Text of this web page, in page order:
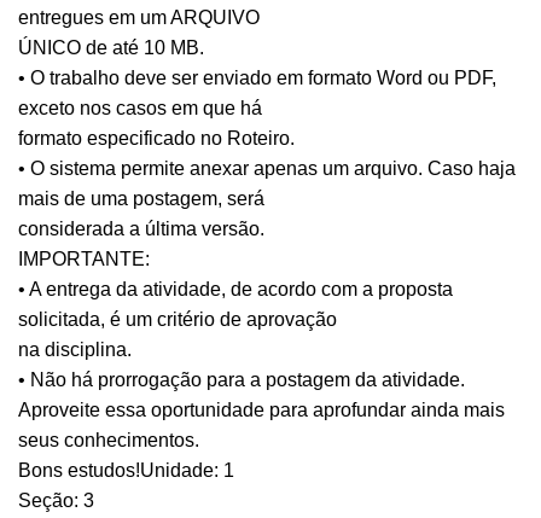
entregues em um ARQUIVO
ÚNICO de até 10 MB.
• O trabalho deve ser enviado em formato Word ou PDF,
exceto nos casos em que há
formato especificado no Roteiro.
• O sistema permite anexar apenas um arquivo. Caso haja
mais de uma postagem, será
considerada a última versão.
IMPORTANTE:
• A entrega da atividade, de acordo com a proposta
solicitada, é um critério de aprovação
na disciplina.
• Não há prorrogação para a postagem da atividade.
Aproveite essa oportunidade para aprofundar ainda mais
seus conhecimentos.
Bons estudos!Unidade: 1
Seção: 3